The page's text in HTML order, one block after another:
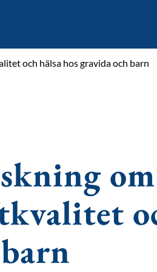
och hälsa hos gravida och barn
om